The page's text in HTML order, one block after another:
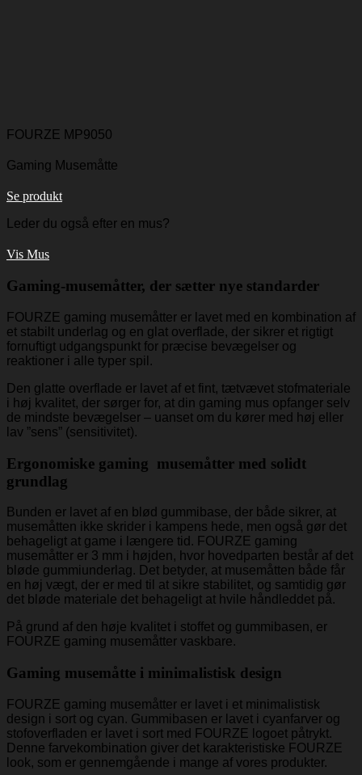
FOURZE MP9050
Gaming Musemåtte
Se produkt
Leder du også efter en mus?
Vis Mus
Gaming-musemåtter, der sætter nye standarder
FOURZE gaming musemåtter er lavet med en kombination af
et stabilt underlag og en glat overflade, der sikrer et rigtigt
fornuftigt udgangspunkt for præcise bevægelser og
reaktioner i alle typer spil.
Den glatte overflade er lavet af et fint, tætvævet stofmateriale
i høj kvalitet, der sørger for, at din gaming mus opfanger selv
de mindste bevægelser – uanset om du kører med høj eller
lav ”sens” (sensitivitet).
Ergonomiske gaming musemåtter med solidt
grundlag
Bunden er lavet af en blød gummibase, der både sikrer, at
musemåtten ikke skrider i kampens hede, men også gør det
behageligt at game i længere tid. FOURZE gaming
musemåtter er 3 mm i højden, hvor hovedparten består af det
bløde gummiunderlag. Det betyder, at musemåtten både får
en høj vægt, der er med til at sikre stabilitet, og samtidig gør
det bløde materiale det behageligt at hvile håndleddet på.
På grund af den høje kvalitet i stoffet og gummibasen, er
FOURZE gaming musemåtter vaskbare.
Gaming musemåtte i minimalistisk design
FOURZE gaming musemåtter er lavet i et minimalistisk
design i sort og cyan. Gummibasen er lavet i cyanfarver og
stofoverfladen er lavet i sort med FOURZE logoet påtrykt.
Denne farvekombination giver det karakteristiske FOURZE
look, som er gennemgående i mange af vores produkter.